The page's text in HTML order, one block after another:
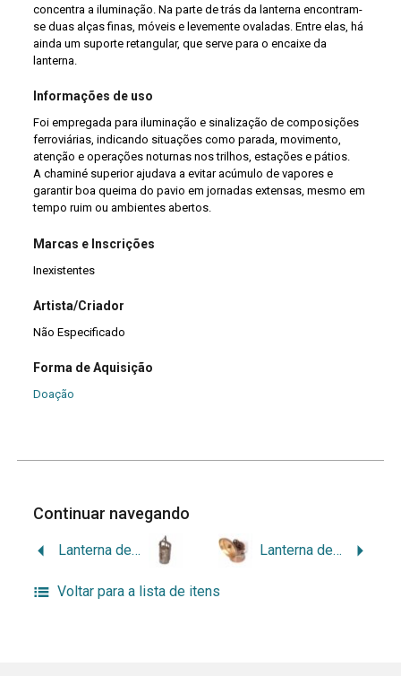
concentra a iluminação. Na parte de trás da lanterna encontram-
se duas alças finas, móveis e levemente ovaladas. Entre elas, há
ainda um suporte retangular, que serve para o encaixe da
lanterna.
Informações de uso
Foi empregada para iluminação e sinalização de composições
ferroviárias, indicando situações como parada, movimento,
atenção e operações noturnas nos trilhos, estações e pátios.
A chaminé superior ajudava a evitar acúmulo de vapores e
garantir boa queima do pavio em jornadas extensas, mesmo em
tempo ruim ou ambientes abertos.
Marcas e Inscrições
Inexistentes
Artista/Criador
Não Especificado
Forma de Aquisição
Doação
Continuar navegando
Lanterna de carbureto Lanterna de carbureto
Voltar para a lista de itens